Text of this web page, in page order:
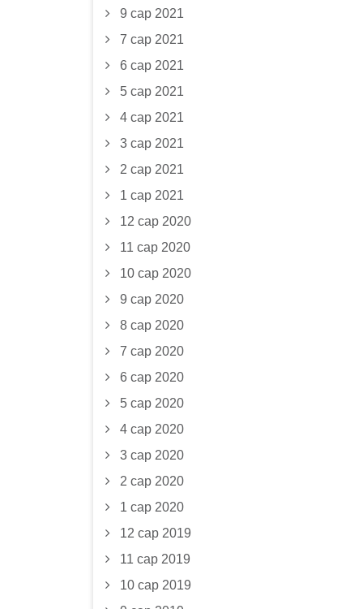
9 сар 2021
7 сар 2021
6 сар 2021
5 сар 2021
4 сар 2021
3 сар 2021
2 сар 2021
1 сар 2021
12 сар 2020
11 сар 2020
10 сар 2020
9 сар 2020
8 сар 2020
7 сар 2020
6 сар 2020
5 сар 2020
4 сар 2020
3 сар 2020
2 сар 2020
1 сар 2020
12 сар 2019
11 сар 2019
10 сар 2019